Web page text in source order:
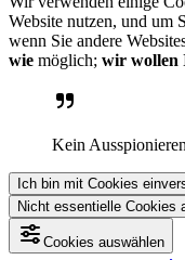
Website nutzen, und um
wenn Sie andere
wie möglich; wir wollen
Kein
Ich bin mit Cookies
Nicht essentielle Cookies
Cookies auswählen